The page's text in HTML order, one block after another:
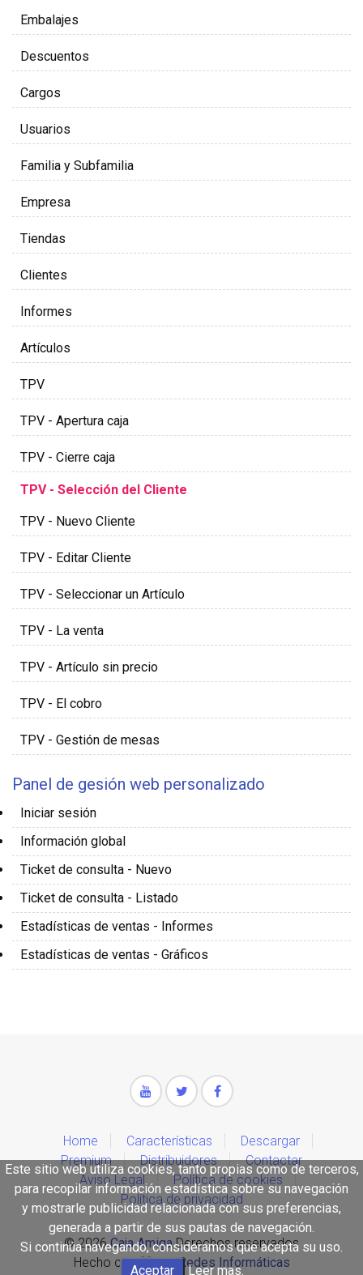
Embalajes
Descuentos
Cargos
Usuarios
Familia y Subfamilia
Empresa
Tiendas
Clientes
Informes
Artículos
TPV
TPV - Apertura caja
TPV - Cierre caja
TPV - Selección del Cliente
TPV - Nuevo Cliente
TPV - Editar Cliente
TPV - Seleccionar un Artículo
TPV - La venta
TPV - Artículo sin precio
TPV - El cobro
TPV - Gestión de mesas
Panel de gesión web personalizado
Iniciar sesión
Información global
Ticket de consulta - Nuevo
Ticket de consulta - Listado
Estadísticas de ventas - Informes
Estadísticas de ventas - Gráficos
Home Características
Descargar
Premium
Distribuidores
Contactar
Aviso Legal
Política de cookies
Política de privacidad
© 2026Caja AmigaDerechos reservados
Hecho con
porRedes Informáticas
Este sitio web utiliza cookies, tanto propias como de terceros,
para recopilar información estadística sobre su navegación
y mostrarle publicidad relacionada con sus preferencias,
generada a partir de sus pautas de navegación.
Si continúa navegando, consideramos que acepta su uso.
Aceptar
Leer mas.